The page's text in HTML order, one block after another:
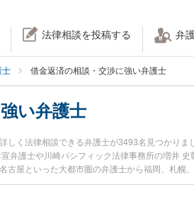
法律相談を投稿する 弁
士 借金返済の相談・交渉に強い弁護士
い弁護士
しく法律相談できる弁護士が3493名見つかり
弁護士や川崎パシフィック法律事務所の増井
古屋といった大都市圏の弁護士から福岡、札
夜間に発生した借金返済の相談・交渉のトラ
料で借金返済の相談・交渉の問題を法律相談